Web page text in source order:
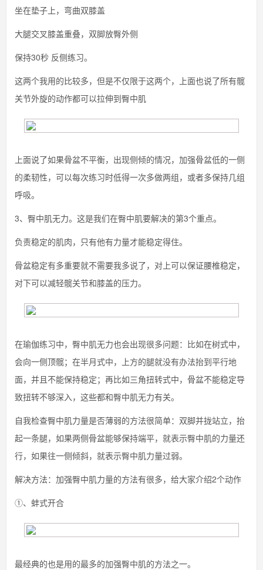
坐在垫子上，弯曲双膝盖
大腿交叉膝盖重叠，双脚放臀外侧
保持30秒 反侧练习。
这两个我用的比较多，但是不仅限于这两个，上面也说了所有髋
关节外旋的动作都可以拉伸到臀中肌
上面说了如果骨盆不平衡，出现侧倾的情况，加强骨盆低的一侧
的柔韧性，可以每次练习时低得一次多做两组，或者多保持几组
呼吸。
3、臀中肌无力。这是我们在臀中肌要解决的第3个重点。
负责稳定的肌肉，只有他有力量才能稳定得住。
骨盆稳定有多重要就不需要我多说了，对上可以保证腰椎稳定，
对下可以减轻髋关节和膝盖的压力。
在瑜伽练习中，臀中肌无力也会出现很多问题：比如在树式中，
会向一侧顶髋；在半月式中，上方的腿就没有办法抬到平行地
面，并且不能保持稳定；再比如三角扭转式中，骨盆不能稳定导
致扭转不够深入，这些都和臀中肌无力有关。
自我检查臀中肌力量是否薄弱的方法很简单：双脚并拢站立，抬
起一条腿，如果两侧骨盆能够保持端平，就表示臀中肌的力量还
行，如果往一侧倾斜，就表示臀中肌力量过弱。
解决方法：加强臀中肌力量的方法有很多，给大家介绍2个动作
①、蚌式开合
最经典的也是用的最多的加强臀中肌的方法之一。